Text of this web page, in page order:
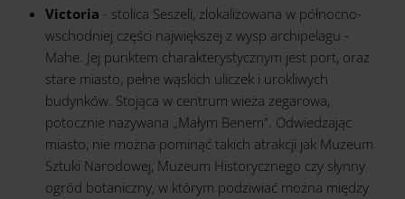
Victoria - stolica Seszeli, zlokalizowana w północno-
wschodniej części największej z wysp archipelagu -
Mahe. Jej punktem charakterystycznym jest port, oraz
stare miasto, pełne wąskich uliczek i urokliwych
budynków. Stojąca w centrum wieża zegarowa,
potocznie nazywana „Małym Benem”. Odwiedzając
miasto, nie można pominąć takich atrakcji jak Muzeum
Sztuki Narodowej, Muzeum Historycznego czy słynny
ogród botaniczny, w którym podziwiać można między